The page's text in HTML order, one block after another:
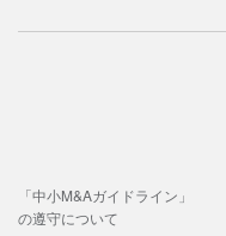
「中小M&Aガイドライン」
の遵守について